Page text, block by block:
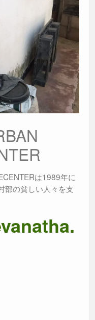
は1989年に
部の貧しい人々を支